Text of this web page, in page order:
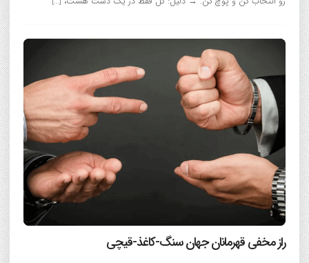
راز مخفی قهرمانان جهان سنگ‌-کاغذ-قیچی